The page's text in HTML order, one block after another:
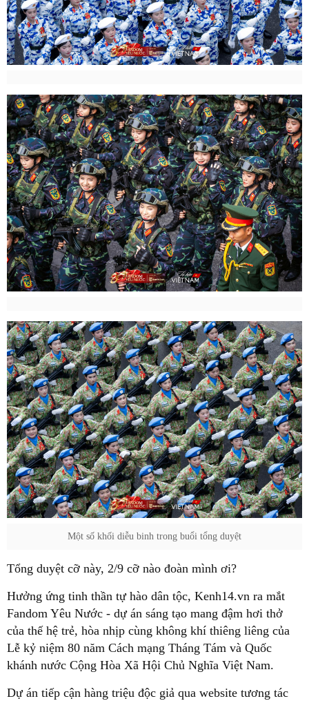
Một số khối diễu binh trong buổi tổng duyệt
Tổng duyệt cỡ này, 2/9 cỡ nào đoàn mình ơi?
Hưởng ứng tinh thần tự hào dân tộc, Kenh14.vn ra mắt
Fandom Yêu Nước - dự án sáng tạo mang đậm hơi thở
của thế hệ trẻ, hòa nhịp cùng không khí thiêng liêng của
Lễ kỷ niệm 80 năm Cách mạng Tháng Tám và Quốc
khánh nước Cộng Hòa Xã Hội Chủ Nghĩa Việt Nam.
Dự án tiếp cận hàng triệu độc giả qua website tương tác